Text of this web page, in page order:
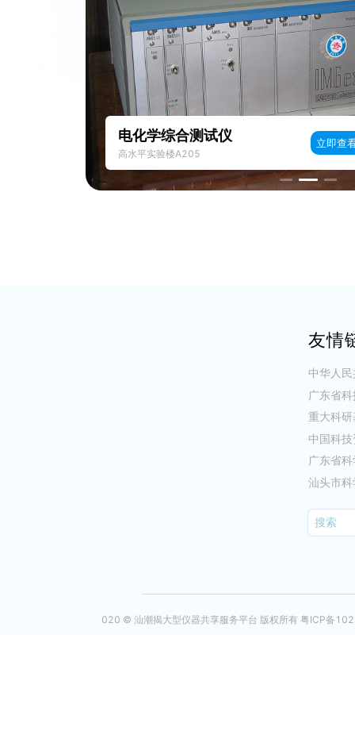
电化学综合测试仪
高水平实验楼A205
友情
中华人
广东省
重大科
中国科
广东省
汕头市
020 © 汕潮揭大型仪器共享服务平台 版权所有 粤ICP备